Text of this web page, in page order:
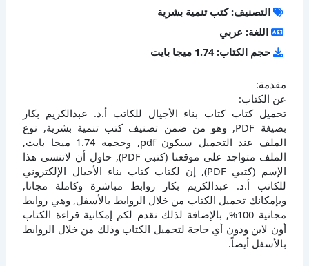
التصنيف: كتب تنمية بشرية
اللغة: عربي
حجم الكتاب: 1.74 ميجا بايت
مقدمة:
عن الكتاب:
تحميل كتاب كتاب بناء الأجيال للكاتب أ.د. عبدالكريم بكار
بصيغة PDF, وهو من ضمن تصنيف كتب تنمية بشرية, نوع
الملف عند التحميل سيكون pdf, وحجمه 1.74 ميجا بايت,
الملف متواجد على موقعنا (كتبي PDF), حاول أن لاتنسى هذا
الإسم (كتبي PDF), إن لكتاب كتاب بناء الأجيال الإلكتروني
للكاتب أ.د. عبدالكريم بكار روابط مباشرة وكاملة مجانا,
وبإمكانك تحميل الكتاب من خلال الروابط بالأسفل, وهي روابط
مجانية 100%, بالإضافة لذلك نقدم لكم إمكانية قراءة الكتاب
أون لاين ودون أي حاجة لتحميل الكتاب وذلك من خلال الروابط
بالأسفل أيضاً.